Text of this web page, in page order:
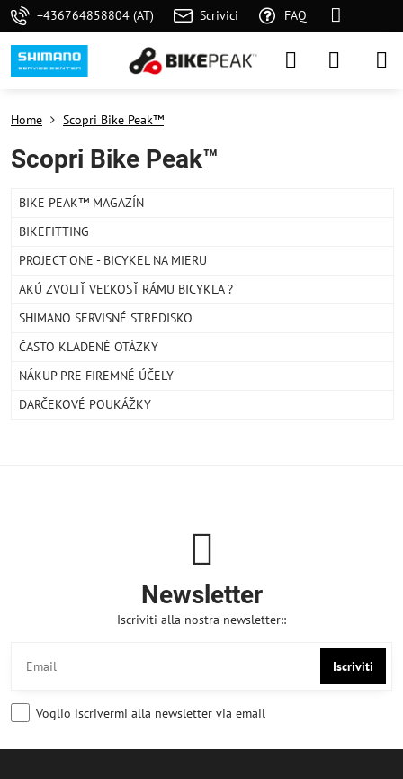
+436764858804 (AT) Scrivici FAQ
Home Scopri Bike Peak™
Scopri Bike Peak™
BIKE PEAK™ MAGAZÍN
BIKEFITTING
PROJECT ONE - BICYKEL NA MIERU
AKÚ ZVOLIŤ VEĽKOSŤ RÁMU BICYKLA ?
SHIMANO SERVISNÉ STREDISKO
ČASTO KLADENÉ OTÁZKY
NÁKUP PRE FIREMNÉ ÚČELY
DARČEKOVÉ POUKÁŽKY
Newsletter
Iscriviti alla nostra newsletter::
Iscriviti
Voglio iscrivermi alla newsletter via email